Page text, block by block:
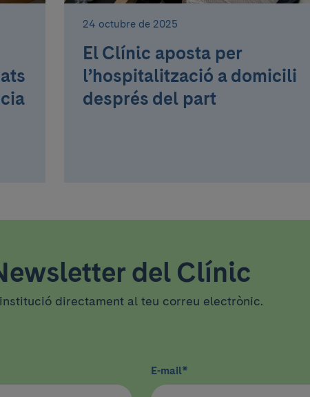
24 octubre de 2025
El Clínic aposta per
l’hospitalització a domicili
després del part
del Clínic
directament al teu correu electrònic.
E-mail*